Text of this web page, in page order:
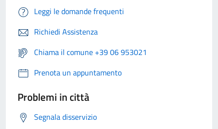
Leggi le domande frequenti
Richiedi Assistenza
Chiama il comune +39 06 953021
Prenota un appuntamento
Problemi in città
Segnala disservizio